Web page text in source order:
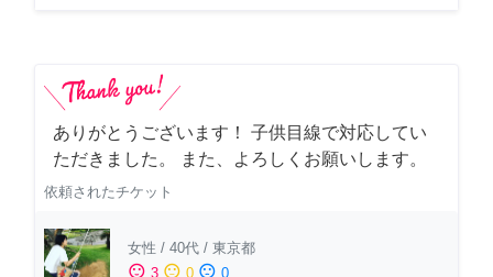
ありがとうございます！ 子供目線で対応してい
ただきました。 また、よろしくお願いします。
依頼されたチケット
女性 / 40代 / 東京都
sentiment_satisfied 3 sentiment_neutral 0 sentiment_dissatisfied 0